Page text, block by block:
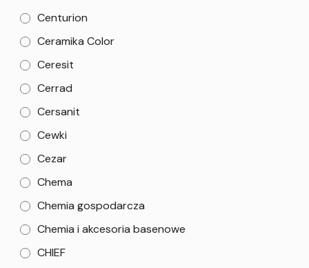
Centurion
Ceramika Color
Ceresit
Cerrad
Cersanit
Cewki
Cezar
Chema
Chemia gospodarcza
Chemia i akcesoria basenowe
CHIEF